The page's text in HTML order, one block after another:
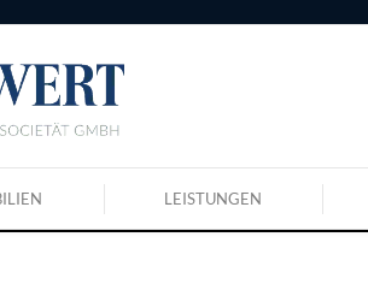
LEISTUNGEN